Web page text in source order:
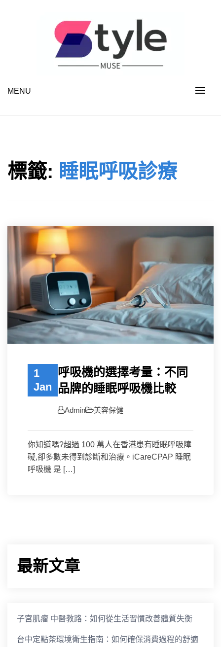
STYLE MUSE
MENU
標籤: 睡眠呼吸診療
1
Jan
呼吸機的選擇考量：不同
品牌的睡眠呼吸機比較
Admin 美容保健
你知道嗎?超過 100 萬人在香港患有睡眠呼吸障
礙,卻多數未得到診斷和治療。iCareCPAP 睡眠
呼吸機 是 […]
最新文章
子宮肌瘤 中醫教路：如何從生活習慣改善體質失衡
台中定點茶環境衛生指南：如何確保消費過程的舒適